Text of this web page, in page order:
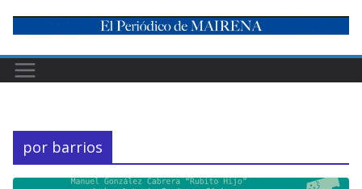
content
por barrios